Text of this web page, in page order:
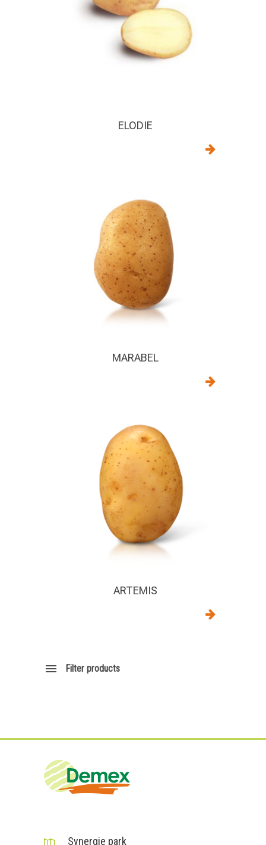
ELODIE
MARABEL
ARTEMIS
Filter products
Synergie park